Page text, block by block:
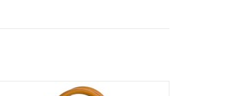
Banned 50's Coquille Handtas Tan